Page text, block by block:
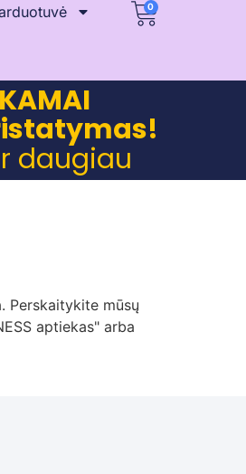
0
daugiau
Perskaitykite mūsų
aptiekas" arba